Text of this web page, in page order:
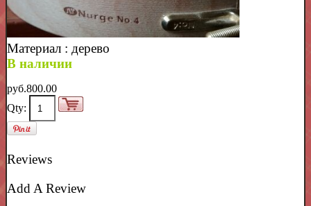
Материал : дерево
В наличии
pyб.800.00
Qty:
Reviews
Add A Review